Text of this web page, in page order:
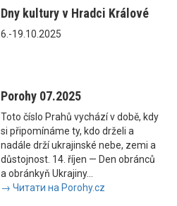
Dny kultury v Hradci Králové
6.-19.10.2025
Porohy 07.2025
Toto číslo Prahů vychází v době, kdy
si připomínáme ty, kdo drželi a
nadále drží ukrajinské nebe, zemi a
důstojnost. 14. říjen — Den obránců
a obránkyň Ukrajiny...
→ Читати на Porohy.cz